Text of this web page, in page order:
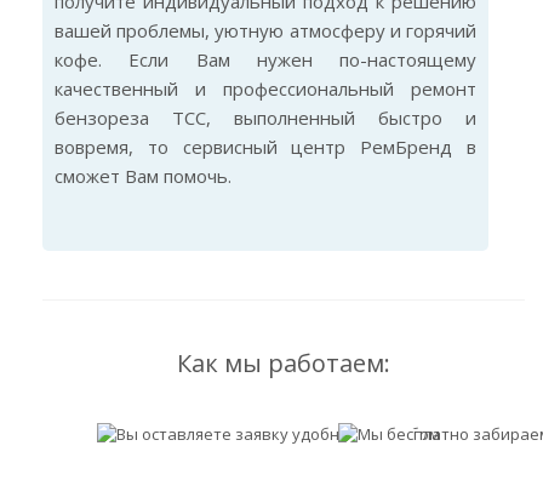
вашей проблемы, уютную атмосферу и горячий
кофе. Если Вам нужен по-настоящему
качественный и профессиональный ремонт
бензореза TCC, выполненный быстро и
вовремя, то сервисный центр РемБренд в
сможет Вам помочь.
Как мы работаем: